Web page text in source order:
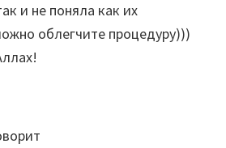
и не поняла как их
облегчите процедуру)))